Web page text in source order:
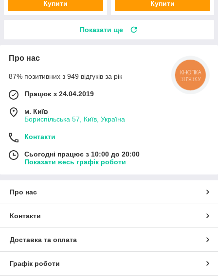
Купити Купити
Показати ще
Про нас
87% позитивних з 949 відгуків за рік
Працює з 24.04.2019
м. Київ
Бориспільська 57, Київ, Україна
Контакти
Сьогодні працює з 10:00 до 20:00
Показати весь графік роботи
Про нас
Контакти
Доставка та оплата
Графік роботи
КНОПКА
ЗВ'ЯЗКУ